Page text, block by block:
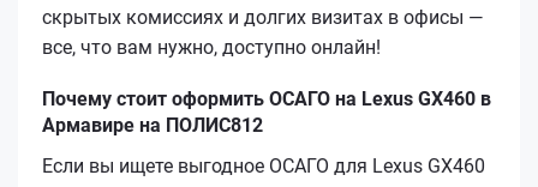
скрытых комиссиях и долгих визитах в офисы —
все, что вам нужно, доступно онлайн!
Почему стоит оформить ОСАГО на Lexus GX460 в
Армавире на ПОЛИС812
Если вы ищете выгодное ОСАГО для Lexus GX460